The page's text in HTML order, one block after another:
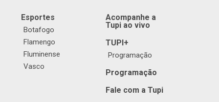
Esportes
Botafogo
Flamengo
Fluminense
Vasco
Acompanhe a
Tupi ao vivo
TUPI+
Programação
Programação
Fale com a Tupi